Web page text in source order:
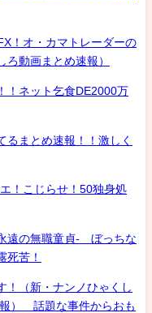
！オ・カマトレーダーの
動画まとめ速報）
！ネット乞食DE2000万
るまとめ速報！！激しく
！こじらせ！50独身処
の無職童貞- ぼっちな
死苦！
！（新・ナンノひゃくし
） 話題な事件からおも